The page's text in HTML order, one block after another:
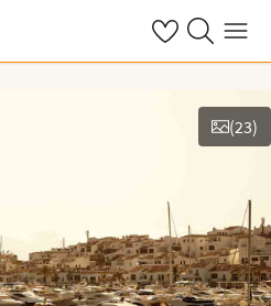
OmatHaku Valikko
(23)